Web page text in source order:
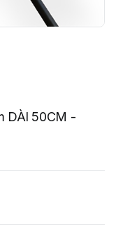
DÀI 50CM -